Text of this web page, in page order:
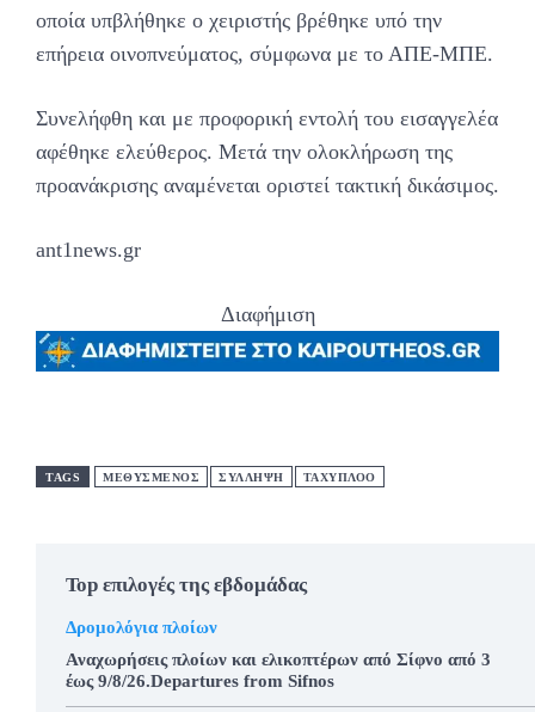
οποία υπβλήθηκε ο χειριστής βρέθηκε υπό την
επήρεια οινοπνεύματος, σύμφωνα με το ΑΠΕ-ΜΠΕ.
Συνελήφθη και με προφορική εντολή του εισαγγελέα
αφέθηκε ελεύθερος. Μετά την ολοκλήρωση της
προανάκρισης αναμένεται οριστεί τακτική δικάσιμος.
ant1news.gr
Διαφήμιση
TAGS ΜΕΘΥΣΜΕΝΟΣ ΣΥΛΛΗΨΗ ΤΑΧΥΠΛΟΟ
Top επιλογές της εβδομάδας
Δρομολόγια πλοίων
Αναχωρήσεις πλοίων και ελικοπτέρων από Σίφνο από 3
έως 9/8/26.Departures from Sifnos